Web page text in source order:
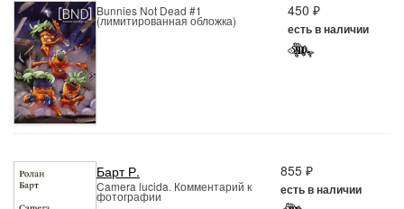
Bunnies Not Dead #1
(лимитированная обложка)
450 ₽
есть в наличии
Барт Р.
Camera lucida. Комментарий к
фотографии
855 ₽
есть в наличии